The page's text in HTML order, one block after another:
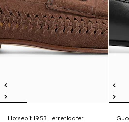
Horsebit 1953 Herrenloafer